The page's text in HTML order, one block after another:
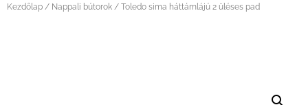
Kezdőlap / Nappali bútorok / Toledo sima háttámlájú 2 üléses pad